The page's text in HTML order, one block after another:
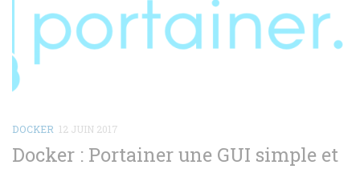
DOCKER 12 JUIN 2017
Docker : Portainer une GUI simple et